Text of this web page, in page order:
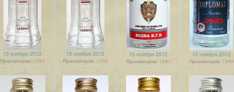
15 ноября 2012
Просмотров:1394
15 ноября 2012
Просмотров:1392
15 ноября 2012
Просмотров:1391
15 ноября 2012
Просмотров:1440